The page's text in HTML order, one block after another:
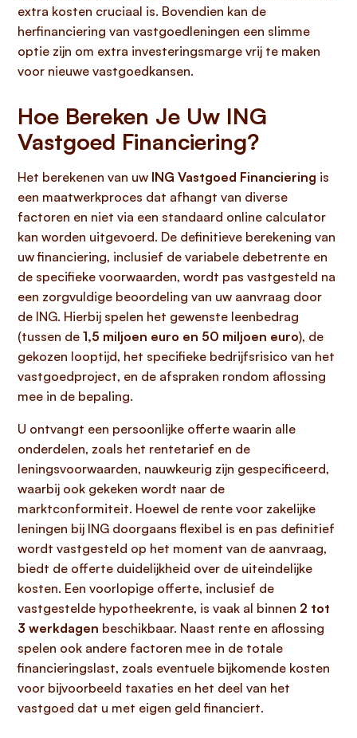
extra kosten cruciaal is. Bovendien kan de
herfinanciering van vastgoedleningen een slimme
optie zijn om extra investeringsmarge vrij te maken
voor nieuwe vastgoedkansen.
Hoe Bereken Je Uw ING
Vastgoed Financiering?
Het berekenen van uw ING Vastgoed Financiering is
een maatwerkproces dat afhangt van diverse
factoren en niet via een standaard online calculator
kan worden uitgevoerd. De definitieve berekening van
uw financiering, inclusief de variabele debetrente en
de specifieke voorwaarden, wordt pas vastgesteld na
een zorgvuldige beoordeling van uw aanvraag door
de ING. Hierbij spelen het gewenste leenbedrag
(tussen de 1,5 miljoen euro en 50 miljoen euro), de
gekozen looptijd, het specifieke bedrijfsrisico van het
vastgoedproject, en de afspraken rondom aflossing
mee in de bepaling.
U ontvangt een persoonlijke offerte waarin alle
onderdelen, zoals het rentetarief en de
leningsvoorwaarden, nauwkeurig zijn gespecificeerd,
waarbij ook gekeken wordt naar de
marktconformiteit. Hoewel de rente voor zakelijke
leningen bij ING doorgaans flexibel is en pas definitief
wordt vastgesteld op het moment van de aanvraag,
biedt de offerte duidelijkheid over de uiteindelijke
kosten. Een voorlopige offerte, inclusief de
vastgestelde hypotheekrente, is vaak al binnen 2 tot
3 werkdagen beschikbaar. Naast rente en aflossing
spelen ook andere factoren mee in de totale
financieringslast, zoals eventuele bijkomende kosten
voor bijvoorbeeld taxaties en het deel van het
vastgoed dat u met eigen geld financiert.